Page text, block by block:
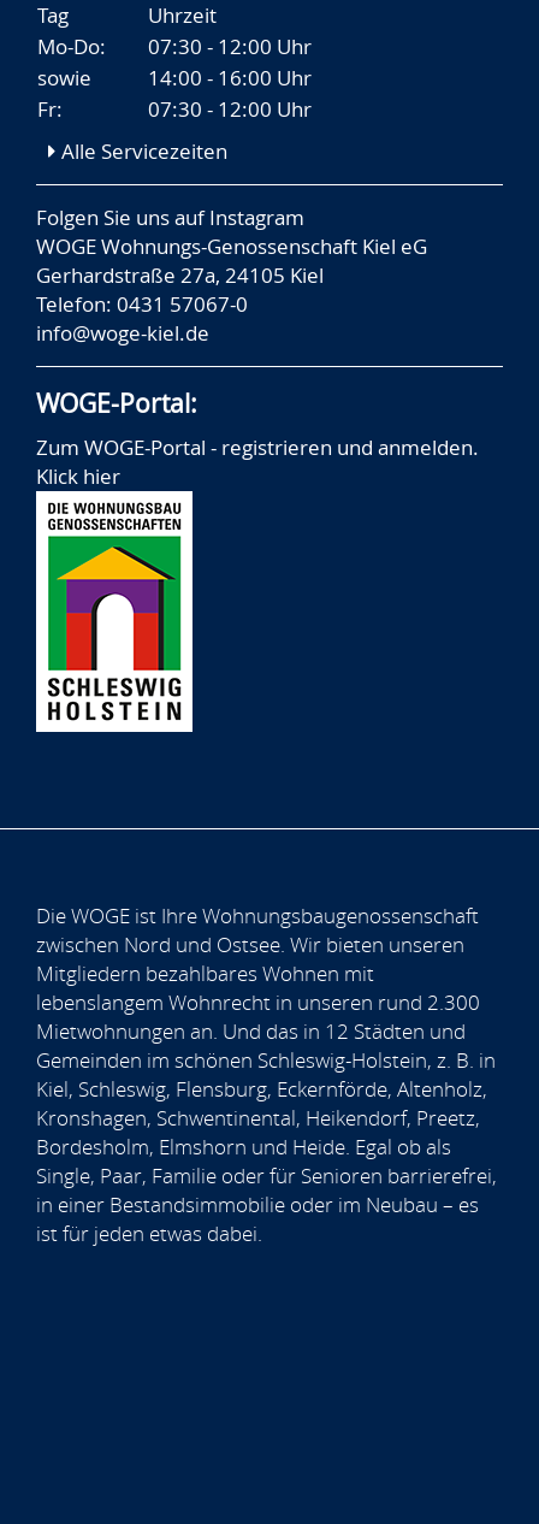
Tag
Uhrzeit
Mo-Do:
07:30 - 12:00 Uhr
sowie
14:00 - 16:00 Uhr
Fr:
07:30 - 12:00 Uhr
Alle Servicezeiten
Folgen Sie uns aufInstagram
WOGE Wohnungs-Genossenschaft Kiel eG
Gerhardstraße 27a, 24105 Kiel
Telefon: 0431 57067-0
info@woge-kiel.de
WOGE-Portal:
Zum WOGE-Portal - registrieren und anmelden.
Klick hier
Die WOGE ist Ihre Wohnungsbaugenossenschaft
zwischen Nord und Ostsee. Wir bieten unseren
Mitgliedern bezahlbares Wohnen mit
lebenslangem Wohnrecht in unseren rund 2.300
Mietwohnungen an. Und das in 12 Städten und
Gemeinden im schönen Schleswig-Holstein, z. B. in
Kiel, Schleswig, Flensburg, Eckernförde, Altenholz,
Kronshagen, Schwentinental, Heikendorf, Preetz,
Bordesholm, Elmshorn und Heide. Egal ob als
Single, Paar, Familie oder für Senioren barrierefrei,
in einer Bestandsimmobilie oder im Neubau – es
ist für jeden etwas dabei.